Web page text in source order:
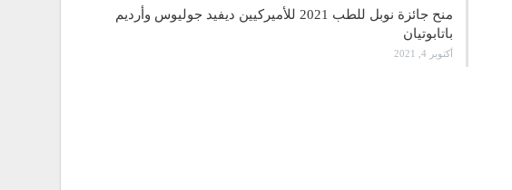
منح جائزة نوبل للطب 2021 للأميركيين ديفيد جوليوس وأرديم
باتابوتيان
أكتوبر 4, 2021